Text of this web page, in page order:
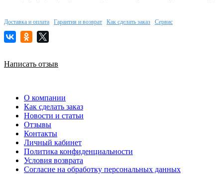
Доставка и оплата Гарантия и возврат Как сделать заказ Сервис
Написать отзыв
О компании
Как сделать заказ
Новости и статьи
Отзывы
Контакты
Личный кабинет
Политика конфиденциальности
Условия возврата
Согласие на обработку персональных данных